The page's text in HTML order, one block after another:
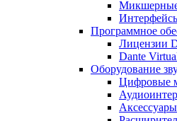
Микшерные
Программное
Лицензии
Dante
Оборудование
Цифровые